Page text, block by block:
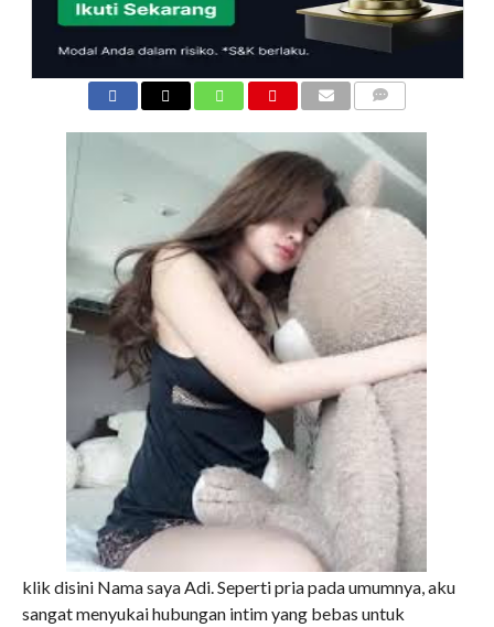
klik disini Nama saya Adi. Seperti pria pada umumnya, aku
sangat menyukai hubungan intim yang bebas untuk